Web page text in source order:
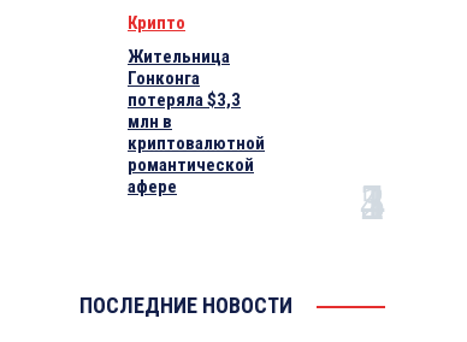
Крипто
Жительница
Гонконга
потеряла $3,3
млн в
криптовалютной
романтической
афере
ПОСЛЕДНИЕ НОВОСТИ